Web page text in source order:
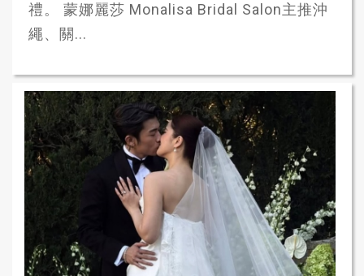
禮。 蒙娜麗莎 Monalisa Bridal Salon主推沖
繩、關...